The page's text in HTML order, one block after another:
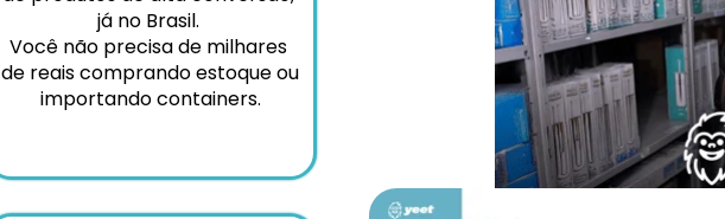
já no Brasil.
Você não precisa de milhares
de reais comprando estoque ou
importando containers.